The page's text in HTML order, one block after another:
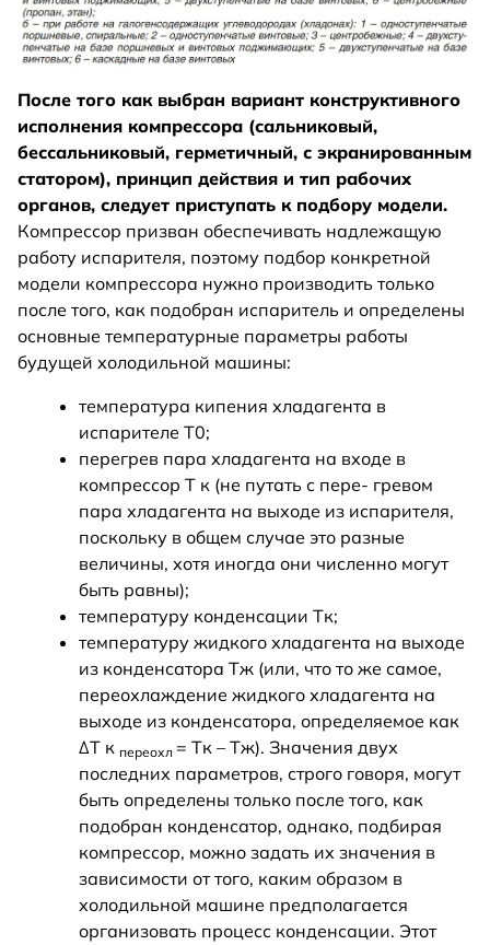
После того как выбран вариант конструктивного
исполнения компрессора (сальниковый,
бессальниковый, герметичный, с экранированным
статором), принцип действия и тип рабочих
органов, следует приступать к подбору модели.
Компрессор призван обеспечивать надлежащую
работу испарителя, поэтому подбор конкретной
модели компрессора нужно производить только
после того, как подобран испаритель и определены
основные температурные параметры работы
будущей холодильной машины:
температура кипения хладагента в
испарителе T0;
перегрев пара хладагента на входе в
компрессор T к (не путать с пере- гревом
пара хладагента на выходе из испарителя,
поскольку в общем случае это разные
величины, хотя иногда они численно могут
быть равны);
температуру конденсации Tк;
температуру жидкого хладагента на выходе
из конденсатора Tж (или, что то же самое,
переохлаждение жидкого хладагента на
выходе из конденсатора, определяемое как
∆T к переохл = Tк – Tж). Значения двух
последних параметров, строго говоря, могут
быть определены только после того, как
подобран конденсатор, однако, подбирая
компрессор, можно задать их значения в
зависимости от того, каким образом в
холодильной машине предполагается
организовать процесс конденсации. Этот